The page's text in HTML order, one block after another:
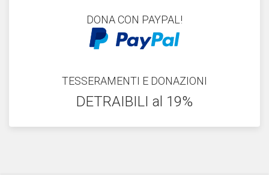
DONA CON PAYPAL!
TESSERAMENTI E DONAZIONI
DETRAIBILI al 19%